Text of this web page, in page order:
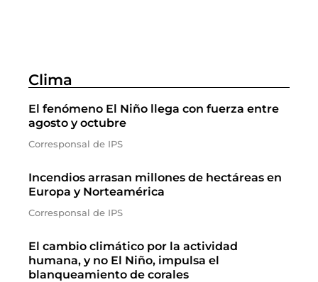
Clima
El fenómeno El Niño llega con fuerza entre
agosto y octubre
Corresponsal de IPS
Incendios arrasan millones de hectáreas en
Europa y Norteamérica
Corresponsal de IPS
El cambio climático por la actividad
humana, y no El Niño, impulsa el
blanqueamiento de corales